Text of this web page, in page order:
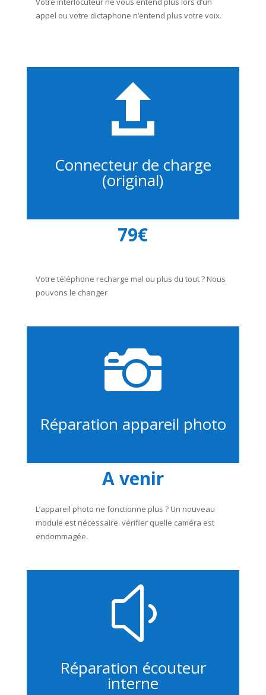
appel ou votre dictaphone n’entend plus votre voix.

Connecteur de charge
(original)
79€
Votre téléphone recharge mal ou plus du tout ? Nous
pouvons le changer

Réparation appareil photo
A venir
L’appareil photo ne fonctionne plus ? Un nouveau
module est nécessaire. vérifier quelle caméra est
endommagée.
y
Réparation écouteur
interne